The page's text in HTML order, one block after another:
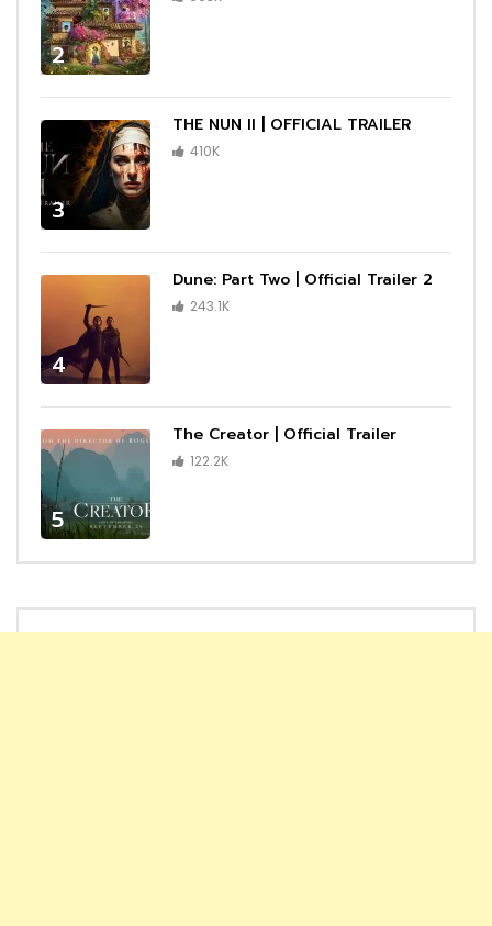
2
3
THE NUN II | OFFICIAL TRAILER
410K
4
Dune: Part Two | Official Trailer 2
243.1K
5
The Creator | Official Trailer
122.2K